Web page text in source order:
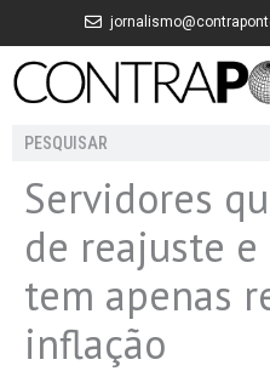
para
Pesquisar
Servidores
de reajuste
tem apenas
inflação